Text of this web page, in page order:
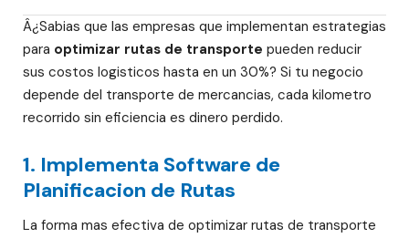
Â¿Sabias que las empresas que implementan estrategias
para optimizar rutas de transporte pueden reducir
sus costos logisticos hasta en un 30%? Si tu negocio
depende del transporte de mercancias, cada kilometro
recorrido sin eficiencia es dinero perdido.
1. Implementa Software de
Planificacion de Rutas
La forma mas efectiva de optimizar rutas de transporte